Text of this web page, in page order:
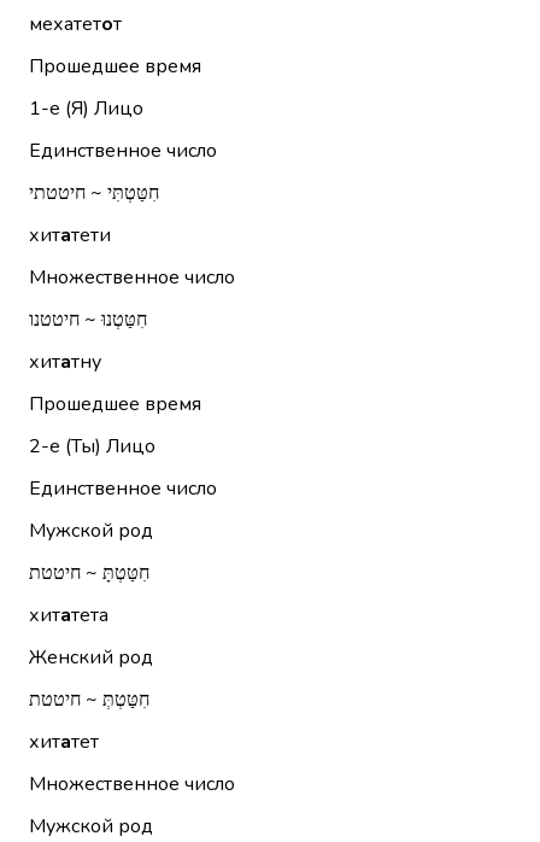
мехатетот
Прошедшее время
1-е (Я) Лицо
Единственное число
חִטַּטְתִּי ~ חיטטתי
хитатети
Множественное число
חִטַּטְנוּ ~ חיטטנו
хитатну
Прошедшее время
2-е (Ты) Лицо
Единственное число
Мужской род
חִטַּטְתָּ ~ חיטטת
хитатета
Женский род
חִטַּטְתְּ ~ חיטטת
хитатет
Множественное число
Мужской род